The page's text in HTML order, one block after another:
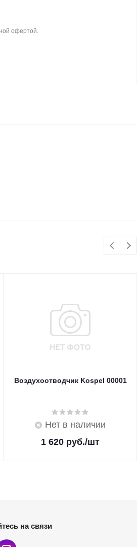
офертой.
Воздухоотводчик Kospel 00001
Нет в наличии
1 620 руб./шт
на связи